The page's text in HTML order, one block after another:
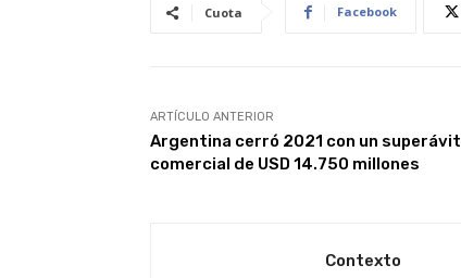
Cuota Facebook
ARTÍCULO ANTERIOR
Argentina cerró 2021 con un superávit
comercial de USD 14.750 millones
Contexto